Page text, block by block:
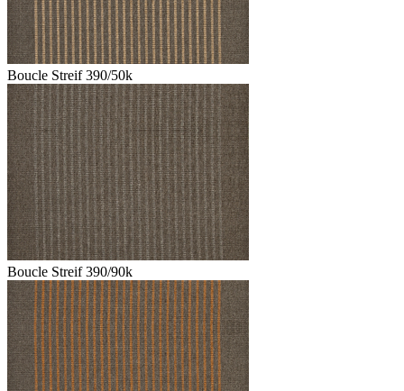
Boucle Streif 390/50k
Boucle Streif 390/90k